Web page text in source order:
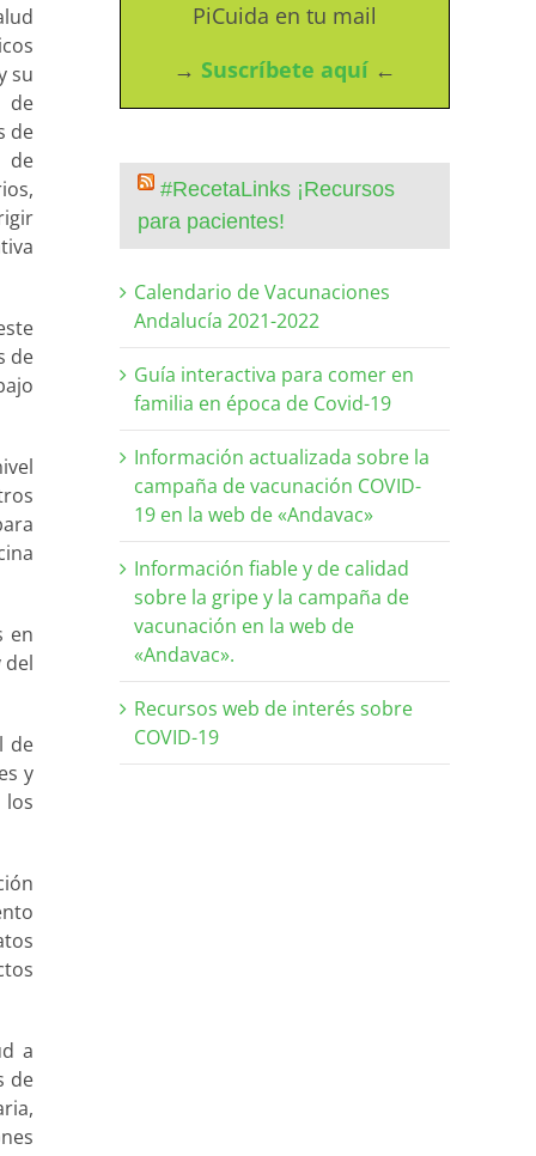
su
de
de
de
de
en
del
de
y
los
a
de
PiCuida en tu mail
→ Suscríbete aquí ←
#RecetaLinks ¡Recursos
para pacientes!
Calendario de Vacunaciones
Andalucía 2021-2022
Guía interactiva para comer en
familia en época de Covid-19
Información actualizada sobre la
campaña de vacunación COVID-
19 en la web de «Andavac»
Información fiable y de calidad
sobre la gripe y la campaña de
vacunación en la web de
«Andavac».
Recursos web de interés sobre
COVID-19